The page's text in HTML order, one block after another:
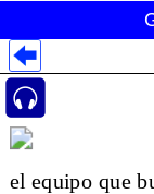
el equipo que
Despliegues
Despliegues
Despliegues